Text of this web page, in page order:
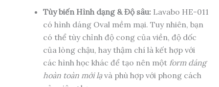
Tùy biến Hình dạng & Độ sâu: Lavabo HE-011
có hình dáng Oval mềm mại. Tuy nhiên, bạn
có thể tùy chỉnh độ cong của viền, độ dốc
của lòng chậu, hay thậm chí là kết hợp với
các hình học khác để tạo nên một form dáng
hoàn toàn mới lạvà phù hợp với phong cách